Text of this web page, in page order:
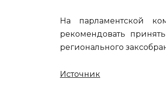
На парламентской
рекомендовать
регионального
Источник